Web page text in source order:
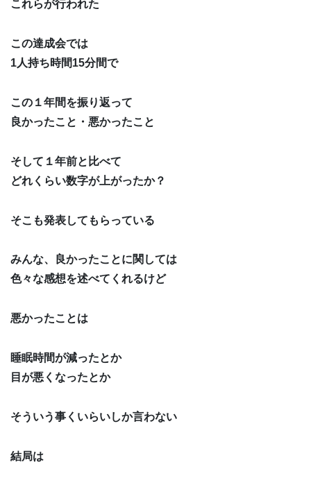
これらが行われた
この達成会では
1人持ち時間15分間で
この１年間を振り返って
良かったこと・悪かったこと
そして１年前と比べて
どれくらい数字が上がったか？
そこも発表してもらっている
みんな、良かったことに関しては
色々な感想を述べてくれるけど
悪かったことは
睡眠時間が減ったとか
目が悪くなったとか
そういう事くいらいしか言わない
結局は